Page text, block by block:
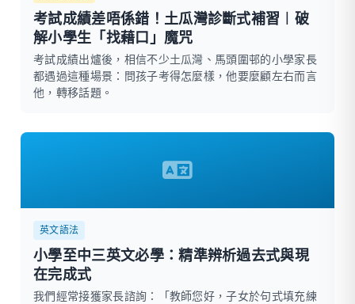
考試成績差唔係錯！土瓜灣診斷式補習︱破
解小學生「找藉口」魔咒
考試成績出爐後，相信不少土瓜灣、馬頭圍邨的小學家長
都遇過這種場景：問孩子考得怎麼樣，他要麼顧左右而言
他，轉移話題。
英文語法
小學至中三英文必學：精準辨析過去式與現
在完成式
我們經常接獲家長諮詢：「教師您好，子女於句式填充練